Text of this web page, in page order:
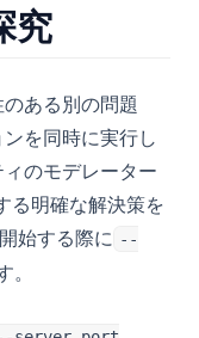
究
ある別の問題
を同時に実行し
のモデレーター
る明確な解決策を
始する際に --